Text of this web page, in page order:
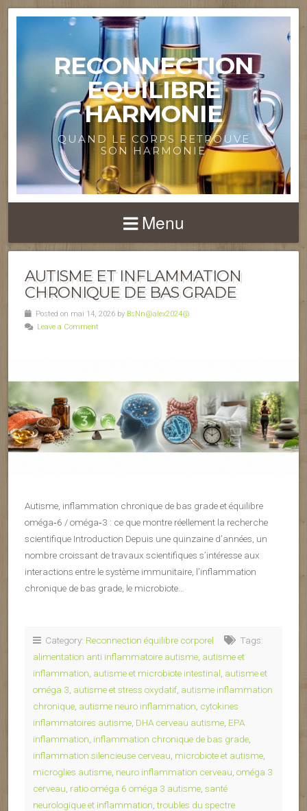
RECONNECTION
EQUILIBRE
HARMONIE
QUAND LE CORPS RETROUVE
SON HARMONIE
Menu
AUTISME ET INFLAMMATION
CHRONIQUE DE BAS GRADE
Posted on mai 14, 2026 by BsNn@alex2024@
Leave a Comment
Autisme, inflammation chronique de bas grade et équilibre
oméga‑6 / oméga‑3 : ce que montre réellement la recherche
scientifique Introduction Depuis une quinzaine d’années, un
nombre croissant de travaux scientifiques s’intéresse aux
interactions entre le système immunitaire, l’inflammation
chronique de bas grade, le microbiote…
Category: Reconnection équilibre corporel
Tags:
alimentation anti inflammatoire autisme autisme et
inflammation autisme et microbiote intestinal autisme et
oméga 3 autisme et stress oxydatif autisme inflammation
chronique autisme neuro inflammation cytokines
inflammatoires autisme DHA cerveau autisme EPA
inflammation inflammation chronique de bas grade
inflammation silencieuse cerveau microbiote et autisme
microglies autisme neuro inflammation cerveau oméga 3
cerveau ratio oméga 6 oméga 3 autisme santé
neurologique et inflammation ,troubles du spectre